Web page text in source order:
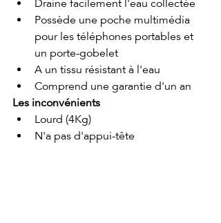
Draine facilement l'eau collectée
Possède une poche multimédia
pour les téléphones portables et
un porte-gobelet
A un tissu résistant à l'eau
Comprend une garantie d'un an
Les inconvénients
Lourd (4Kg)
N'a pas d'appui-tête